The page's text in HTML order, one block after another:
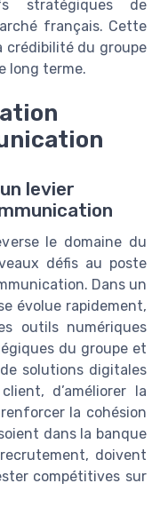
stratégiques de
français. Cette
crédibilité du groupe
long terme.
levier
le domaine du
défis au poste
Dans un
évolue rapidement,
outils numériques
du groupe et
solutions digitales
d’améliorer la
la cohésion
dans la banque
doivent
compétitives sur